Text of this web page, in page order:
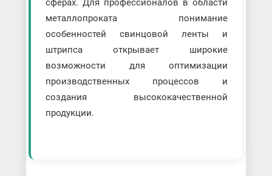
сферах. Для профессионалов в области
металлопроката понимание
особенностей свинцовой ленты и
штрипса открывает широкие
возможности для оптимизации
производственных процессов и
создания высококачественной
продукции.